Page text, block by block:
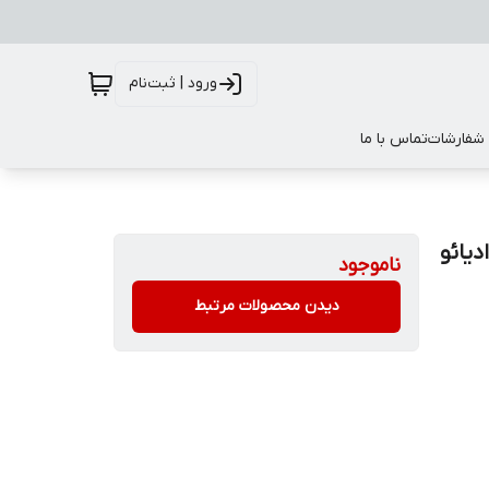
ورود | ثبت‌نام
شفارشاتتماس با ما
هوادیائو
ناموجود
دیدن محصولات مرتبط